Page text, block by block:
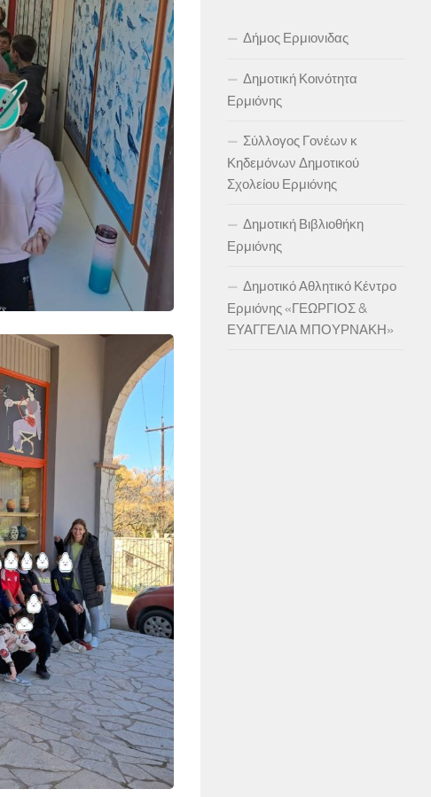
Δήμος Ερμιονιδας
Δημοτική Κοινότητα
Ερμιόνης
Σύλλογος Γονέων κ
Κηδεμόνων Δημοτικού
Σχολείου Ερμιόνης
Δημοτική Βιβλιοθήκη
Ερμιόνης
Δημοτικό Αθλητικό Κέντρο
Ερμιόνης «ΓΕΩΡΓΙΟΣ &
ΕΥΑΓΓΕΛΙΑ ΜΠΟΥΡΝΑΚΗ»